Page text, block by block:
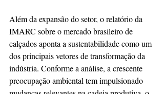
Além da expansão do setor, o relatório da
IMARC sobre o mercado brasileiro de
calçados aponta a sustentabilidade como um
dos principais vetores de transformação da
indústria. Conforme a análise, a crescente
preocupação ambiental tem impulsionado